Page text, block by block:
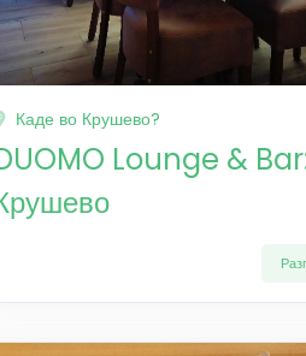
Каде во Крушево?
Lounge &